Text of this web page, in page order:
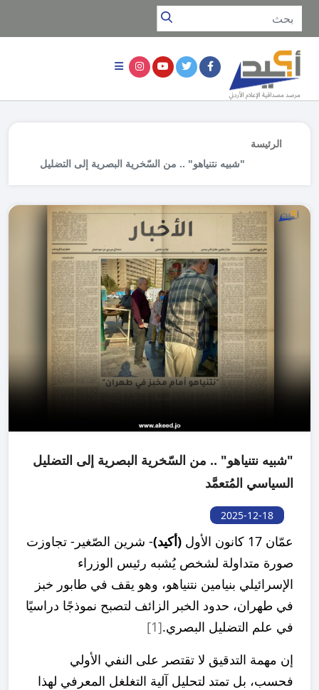
الرئيسة
"شبيه نتنياهو" .. من السّخرية البصرية إلى التضليل
"شبيه نتنياهو" .. من السّخرية البصرية إلى التضليل
السياسي المُتعمَّد
2025-12-18
عمّان 17 كانون الأول (أكيد)- شرين الصّغير- تجاوزت
صورة متداولة لشخص يُشبه رئيس الوزراء
الإسرائيلي بنيامين نتنياهو، وهو يقف في طابور خبز
في طهران، حدود الخبر الزائف لتصبح نموذجًا دراسيًا
في علم التضليل البصري.[1]
إن مهمة التدقيق لا تقتصر على النفي الأولي
فحسب، بل تمتد لتحليل آلية التغلغل المعرفي لهذا